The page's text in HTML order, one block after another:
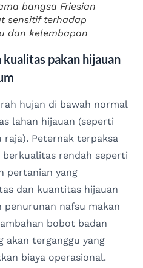
bangsa Friesian
sensitif terhadap
dan kelembapan
pakan hijauan
hujan di bawah normal
lahan hijauan (seperti
Peternak terpaksa
rendah seperti
pertanian yang
dan kuantitas hijauan
nafsu makan
bobot badan
akan terganggu yang
biaya operasional.